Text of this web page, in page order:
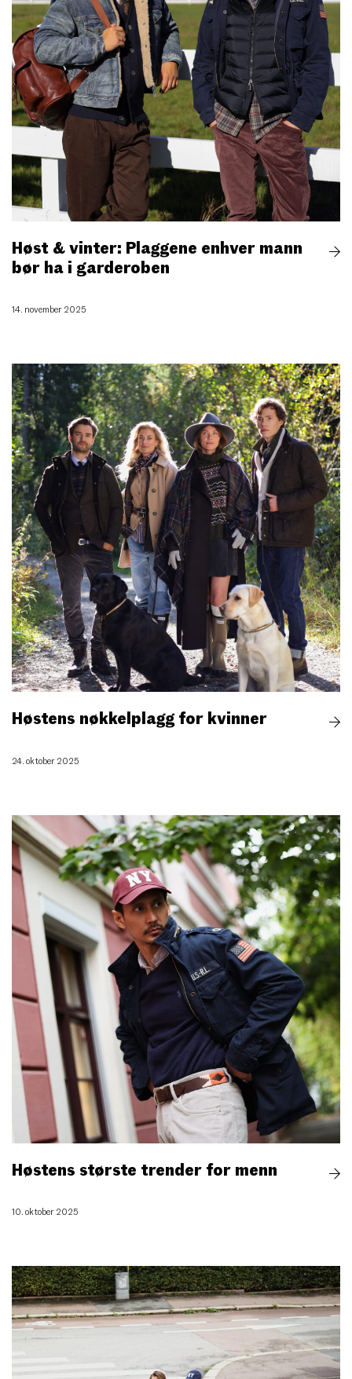
Høst & vinter: Plaggene enhver mann
bør ha i garderoben
14. november 2025
Høstens nøkkelplagg for kvinner
24. oktober 2025
Høstens største trender for menn
10. oktober 2025